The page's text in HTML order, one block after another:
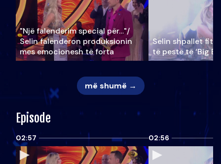
"Një falenderim special për…"/
Selin falënderon produksionin
mes emocionesh të forta
Selin shpallet
të pestë të ‘Big
më shumë →
Episode
02:57 02:56